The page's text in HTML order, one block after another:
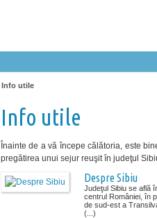
Info utile
Info utile
Înainte de a vă începe călătoria, este
pregătirea unui sejur reuşit în judeţul
Despre Sibiu
Judeţul Sibiu se află
centrul României, în
de sud-est a
(...)